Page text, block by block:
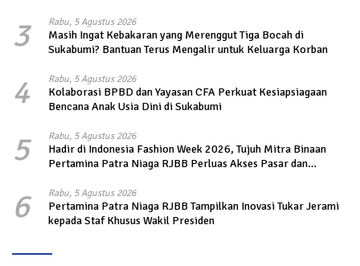
3 Rabu, 5 Agustus 2026
Masih Ingat Kebakaran yang Merenggut Tiga Bocah di
Sukabumi? Bantuan Terus Mengalir untuk Keluarga Korban
4 Rabu, 5 Agustus 2026
Kolaborasi BPBD dan Yayasan CFA Perkuat Kesiapsiagaan
Bencana Anak Usia Dini di Sukabumi
5 Rabu, 5 Agustus 2026
Hadir di Indonesia Fashion Week 2026, Tujuh Mitra Binaan
Pertamina Patra Niaga RJBB Perluas Akses Pasar dan
6 Rabu, 5 Agustus 2026
Pertamina Patra Niaga RJBB Tampilkan Inovasi Tukar Jerami
kepada Staf Khusus Wakil Presiden